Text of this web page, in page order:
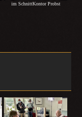
im SchnittKontor Probst